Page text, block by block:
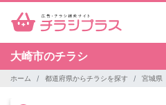
大崎市のチラシ
ホーム 都道府県からチラシを探す 宮城県